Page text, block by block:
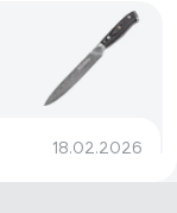
18.02.2026